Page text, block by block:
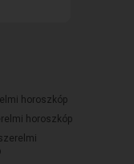
horoszkóp
horoszkóp